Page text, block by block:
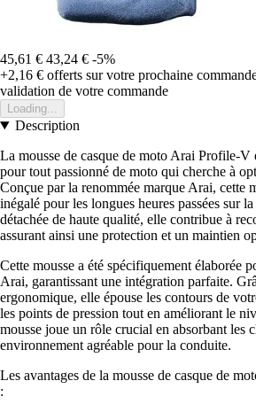
45,61 € 43,24 € -5%
+2,16 € offerts sur votre prochaine
validation de votre commande
Loading...
Description
La mousse de casque de moto Arai Profile-V
pour tout passionné de moto qui cherche à
Conçue par la renommée marque Arai, cette
inégalé pour les longues heures passées sur
détachée de haute qualité, elle contribue à
assurant ainsi une protection et un maintien
Cette mousse a été spécifiquement élaborée
Arai, garantissant une intégration parfaite.
ergonomique, elle épouse les contours de
les points de pression tout en améliorant le
mousse joue un rôle crucial en absorbant les
environnement agréable pour la conduite.
Les avantages de la mousse de casque de
: